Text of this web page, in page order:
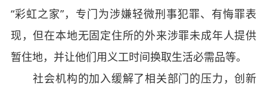
“彩虹之家”，专门为涉嫌轻微刑事犯罪、有悔罪表
现，但在本地无固定住所的外来涉罪未成年人提供
暂住地，并让他们用义工时间换取生活必需品等。
社会机构的加入缓解了相关部门的压力，创新